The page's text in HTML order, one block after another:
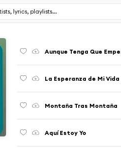
Aunque Tenga Que
La Esperanza de Mi
Montaña Tras Montaña
Aquí Estoy Yo